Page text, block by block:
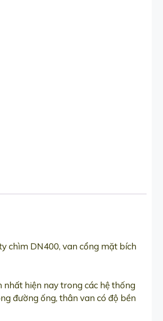
chìm DN400, van cổng mặt bích
hiện nay trong các hệ thống
đường ống, thân van có độ bền